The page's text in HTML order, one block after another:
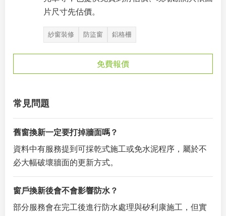
片尺寸先估價。
紗窗裝修 防盜窗 鋁格柵
免費報價
常見問題
舊窗換新一定要打掉牆面嗎？
資料中有服務提到可採乾式施工或免水泥程序，屬於不
必大幅破壞牆面的更新方式。
窗戶換新後會不會影響防水？
部分服務會在完工後進行防水處理與矽利康施工，但實